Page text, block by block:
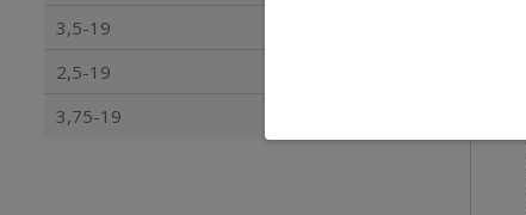
3,5-19
2,5-19
3,75-19